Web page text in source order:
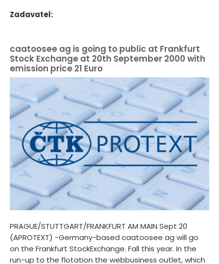
Zadavatel:
caatoosee ag is going to public at Frankfurt
Stock Exchange at 20th September 2000 with
emission price 21 Euro
PRAGUE/STUTTGART/FRANKFURT AM MAIN Sept 20
(APROTEXT) -Germany-based caatoosee ag will go
on the Frankfurt StockExchange. Fall this year. In the
run-up to the flotation the webbusiness outlet, which